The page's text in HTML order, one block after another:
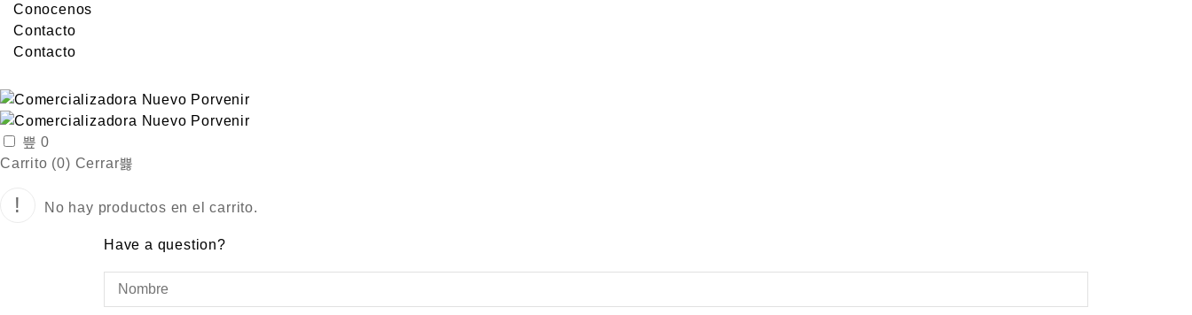
Conocenos
Contacto
Contacto
0
Carrito (0) Cerrar
No hay productos en el carrito.
Have a question?